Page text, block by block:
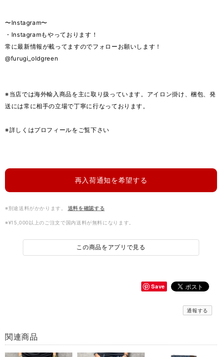
〜Instagram〜
・Instagramもやっております！
常に最新情報が載ってますのでフォローお願いします！
@furugi_oldgreen
※当店では海外輸入商品を主に取り扱っています。アイロン掛け、梱包、発
送には常に相手の立場で丁寧に行なっております。
※詳しくはプロフィールをご覧下さい
再入荷通知を希望する
※別途送料がかかります。 送料を確認する
※¥15,000以上のご注文で国内送料が無料になります。
この商品をアプリで見る
Save
通報する
関連商品